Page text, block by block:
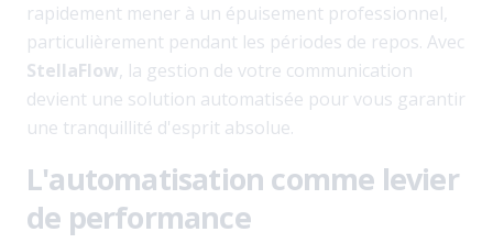
rapidement mener à un épuisement professionnel,
particulièrement pendant les périodes de repos. Avec
StellaFlow, la gestion de votre communication
devient une solution automatisée pour vous garantir
une tranquillité d'esprit absolue.
L'automatisation comme levier
de performance